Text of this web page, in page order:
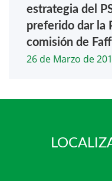
estrategia del
preferido dar la
comisión de
26 de Marzo de